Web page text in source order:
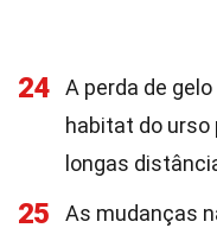
24
A perda de
habitat do urso
longas
25 As mudanças